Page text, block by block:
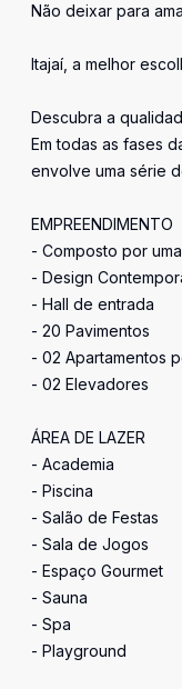
Não deixar para
Itajaí, a melhor
Descubra a
Em todas as fases
envolve uma série
EMPREENDIMENTO
- Composto por
- Design
- Hall de entrada
- 20 Pavimentos
- 02 Apartamentos
- 02 Elevadores
ÁREA DE LAZER
- Academia
- Piscina
- Salão de Festas
- Sala de Jogos
- Espaço Gourmet
- Sauna
- Spa
- Playground